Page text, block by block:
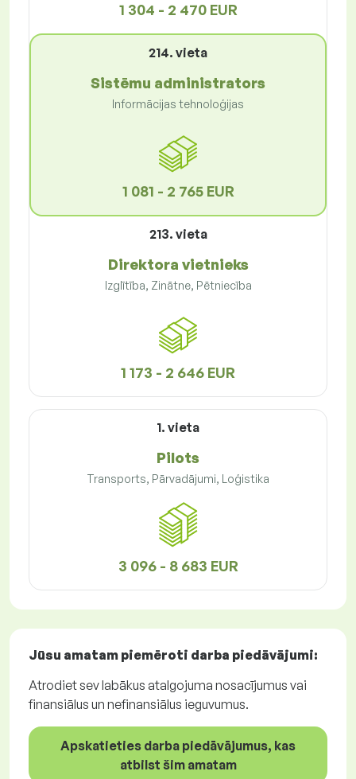
1 304 - 2 470 EUR
214. vieta
Sistēmu administrators
Informācijas tehnoloģijas
1 081 - 2 765 EUR
213. vieta
Direktora vietnieks
Izglītība, Zinātne, Pētniecība
1 173 - 2 646 EUR
1. vieta
Pilots
Transports, Pārvadājumi, Loģistika
3 096 - 8 683 EUR
Jūsu amatam piemēroti darba piedāvājumi:
Atrodiet sev labākus atalgojuma nosacījumus vai
finansiālus un nefinansiālus ieguvumus.
Apskatieties darba piedāvājumus, kas
atbilst šim amatam